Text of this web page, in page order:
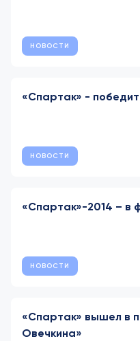
НОВОСТИ
«Спартак» -
НОВОСТИ
«Спартак»-2014 – в
НОВОСТИ
«Спартак» вышел в
Овечкина»